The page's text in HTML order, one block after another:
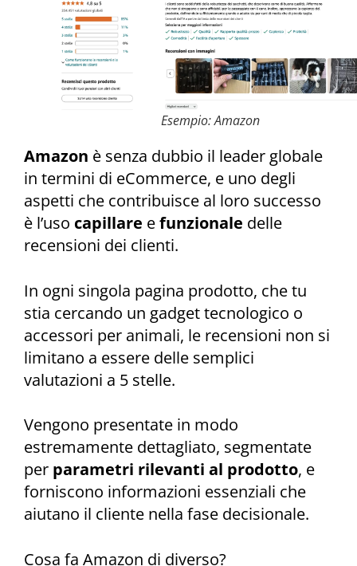
Esempio: Amazon
Amazon è senza dubbio il leader globale
in termini di eCommerce, e uno degli
aspetti che contribuisce al loro successo
è l’uso capillare efunzionale delle
recensioni dei clienti.
In ogni singola pagina prodotto, che tu
stia cercando un gadget tecnologico o
accessori per animali, le recensioni non si
limitano a essere delle semplici
valutazioni a 5 stelle.
Vengono presentate in modo
estremamente dettagliato, segmentate
per parametri rilevanti al prodotto, e
forniscono informazioni essenziali che
aiutano il cliente nella fase decisionale.
Cosa fa Amazon di diverso?